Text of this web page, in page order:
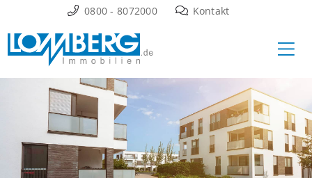
Inhalt
springen
0800 - 8072000 Kontakt